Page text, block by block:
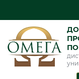
ПО